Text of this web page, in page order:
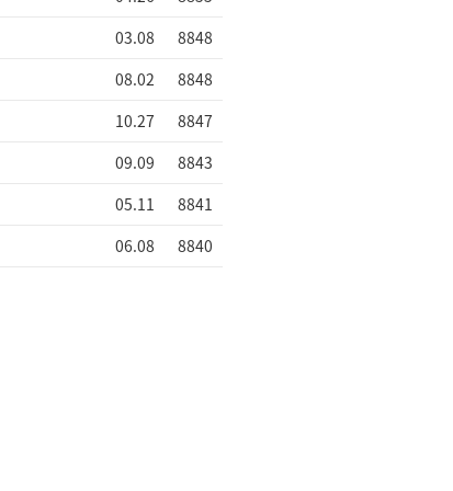
03.08
8848
08.02
8848
10.27
8847
09.09
8843
05.11
8841
06.08 8840